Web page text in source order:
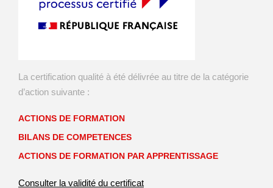
La certification qualité à été délivrée au titre de la catégorie
d’action suivante :
ACTIONS DE FORMATION
BILANS DE COMPETENCES
ACTIONS DE FORMATION PAR APPRENTISSAGE
Consulter la validité du certificat